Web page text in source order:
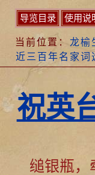
导览目录 使用说
当前位置： 龙榆
近三百年名家词
祝英
缒银瓶，